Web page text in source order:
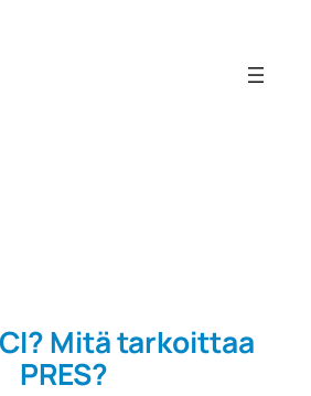
Mitä tarkoittaa
PRES?